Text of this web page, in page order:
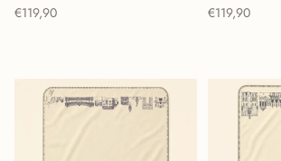
Normaler Preis
€119,90 Normaler Preis
€119,90